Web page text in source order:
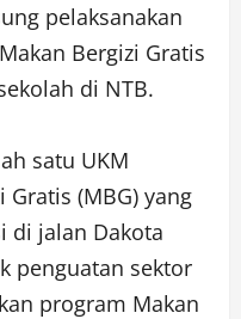
pelaksanakan
Bergizi Gratis
di NTB.
satu UKM
(MBG) yang
di jalan Dakota
penguatan sektor
program Makan